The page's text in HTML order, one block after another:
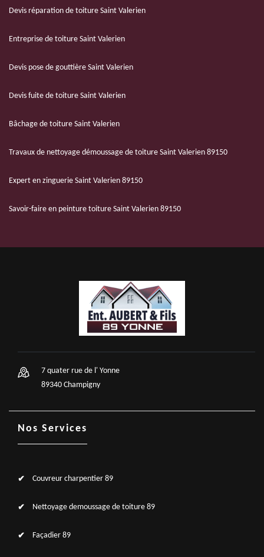
Devis réparation de toiture Saint Valerien
Entreprise de toiture Saint Valerien
Devis pose de gouttière Saint Valerien
Devis fuite de toiture Saint Valerien
Bâchage de toiture Saint Valerien
Travaux de nettoyage démoussage de toiture Saint Valerien 89150
Expert en zinguerie Saint Valerien 89150
Savoir-faire en peinture toiture Saint Valerien 89150
7 quater rue de l' Yonne
89340 Champigny
Nos Services
Couvreur charpentier 89
Nettoyage demoussage de toiture 89
Façadier 89